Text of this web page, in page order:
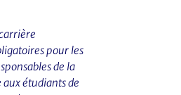
pour les
de la
étudiants de